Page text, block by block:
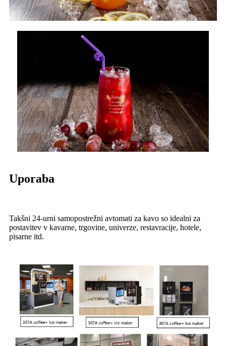
Uporaba
Takšni 24-urni samopostrežni avtomati za kavo so idealni za
postavitev v kavarne, trgovine, univerze, restavracije, hotele,
pisarne itd.